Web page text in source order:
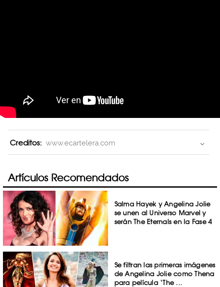
Creditos: www.ecartelera.com
Artículos Recomendados
Salma Hayek y Angelina Jolie
se unen al Universo Marvel y
serán The Eternals en la Fase 4
Se filtran las primeras imágenes
de Angelina Jolie como Thena
para película ‘The ...